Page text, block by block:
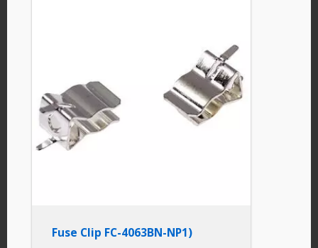
Fuse Clip FC-4063BN-NP1)